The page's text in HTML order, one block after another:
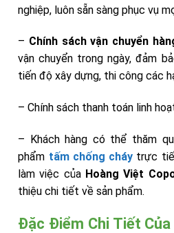
nghiệp, luôn sẵn sàng phục vụ
– Chính sách vận chuyển
vận chuyển trong ngày, đảm
tiến độ xây dựng, thi công các
– Chính sách thanh toán linh
– Khách hàng có thể thăm
phẩm tấm chống cháy trực
làm việc của Hoàng Việt
thiệu chi tiết về sản phẩm.
Đặc Điểm Chi Tiết Của